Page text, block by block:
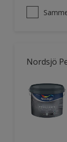
Nordsjö